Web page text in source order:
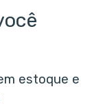
estoque e